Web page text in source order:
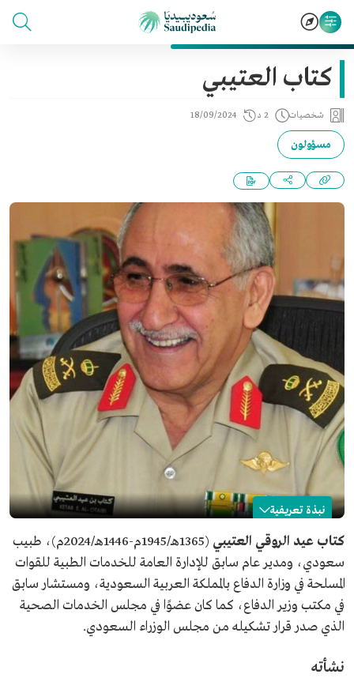
كتاب العتيبي
شخصيات 2 د 18/09/2024
مسؤولون
نبذة تعريفية
كتاب العتيبي
الاسم
كتاب العتيبي.
تاريخ الولادة
1945م.
مناصب سابقة
رئيس مستشفى العسكري في الرياض.
مدير عام الإدارة العامة للخدمات الطبية للقوات المسلحة.
تاريخ الوفاة
كتاب عيد الروقي العتيبي
(1365هـ/1945م-1446هـ/2024م)، طبيب
سعودي، ومدير عام سابق للإدارة العامة للخدمات الطبية للقوات
المسلحة في وزارة الدفاع بالمملكة العربية السعودية، ومستشار سابق
في مكتب وزير الدفاع، كما كان عضوًا في مجلس الخدمات الصحية
الذي صدر قرار تشكيله من مجلس الوزراء السعودي.
نشأته